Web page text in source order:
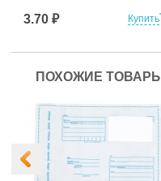
Купить
3.70 ₽
ПОХОЖИЕ ТОВАРЫ